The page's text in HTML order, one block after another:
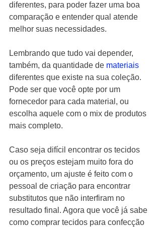
diferentes, para poder fazer uma boa
comparação e entender qual atende
melhor suas necessidades.
Lembrando que tudo vai depender,
também, da quantidade de materiais
diferentes que existe na sua coleção.
Pode ser que você opte por um
fornecedor para cada material, ou
escolha aquele com o mix de produtos
mais completo.
Caso seja difícil encontrar os tecidos
ou os preços estejam muito fora do
orçamento, um ajuste é feito com o
pessoal de criação para encontrar
substitutos que não interfiram no
resultado final. Agora que você já sabe
como comprar tecidos para confecção